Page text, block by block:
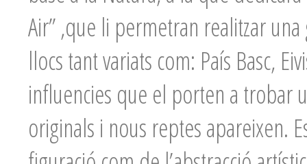
Air” ,que li permetran realitzar
llocs tant variats com: País Basc,
influencies que el porten a trobar
originals i nous reptes apareixen.